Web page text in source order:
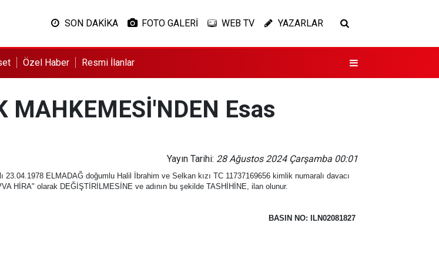
SON DAKİKA FOTO GALERİ WEB TV YAZARLAR
Özel Haber Resmi İlanlar
MAHKEMESİ'NDEN Esas
Yayın Tarihi: 28 Ağustos 2024 Çarşamba 00:01
ELMADAĞ doğumlu Halil İbrahim ve Selkan kızı TC 11737169656 kimlik numaralı davacı
HİRA" olarak DEĞİŞTİRİLMESİNE ve adının bu şekilde TASHİHİNE, ilan olunur.
BASIN NO: ILN02081827